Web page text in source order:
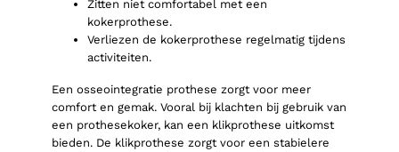
Zitten niet comfortabel met een
kokerprothese.
Verliezen de kokerprothese regelmatig tijdens
activiteiten.
Een osseointegratie prothese zorgt voor meer
comfort en gemak. Vooral bij klachten bij gebruik van
een prothesekoker, kan een klikprothese uitkomst
bieden. De klikprothese zorgt voor een stabielere